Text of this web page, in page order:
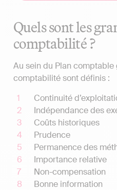
Quels sont les
comptabilité ?
Au sein du Plan
comptabilité sont définis :
Continuité
Indépendance des
Coûts historiques
Prudence
Permanence des
Importance relative
Non-compensation
Bonne information